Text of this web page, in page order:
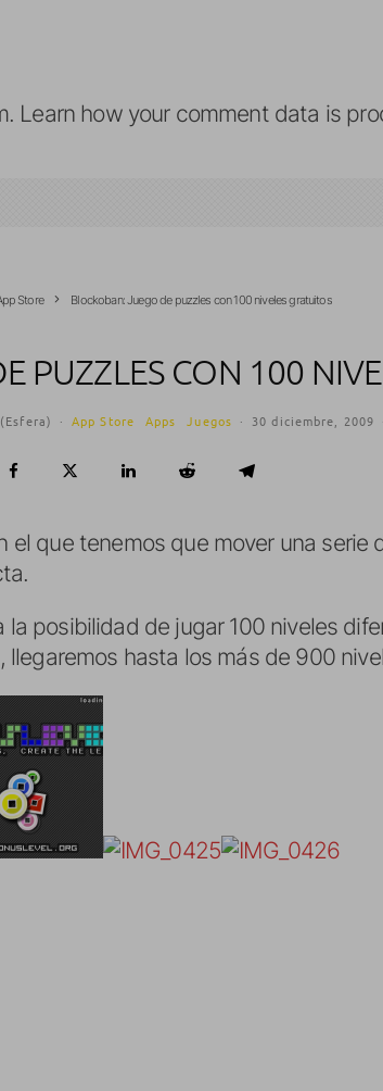
Learn how your comment data is
Store Blockoban: Juego de puzzles con 100 niveles gratuitos
PUZZLES CON 100
· App Store Apps Juegos · 30 diciembre, 2009
el que tenemos que mover una serie
la posibilidad de jugar 100 niveles
hasta los más de 900